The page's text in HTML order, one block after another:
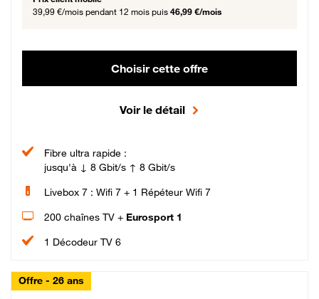
39,99 €/mois pendant 12 mois puis 46,99 €/mois
Choisir cette offre
Voir le détail
Fibre ultra rapide :
jusqu'à ↓ 8 Gbit/s ↑ 8 Gbit/s
Livebox 7 : Wifi 7 + 1 Répéteur Wifi 7
200 chaînes TV + Eurosport 1
1 Décodeur TV 6
Offre - 26 ans